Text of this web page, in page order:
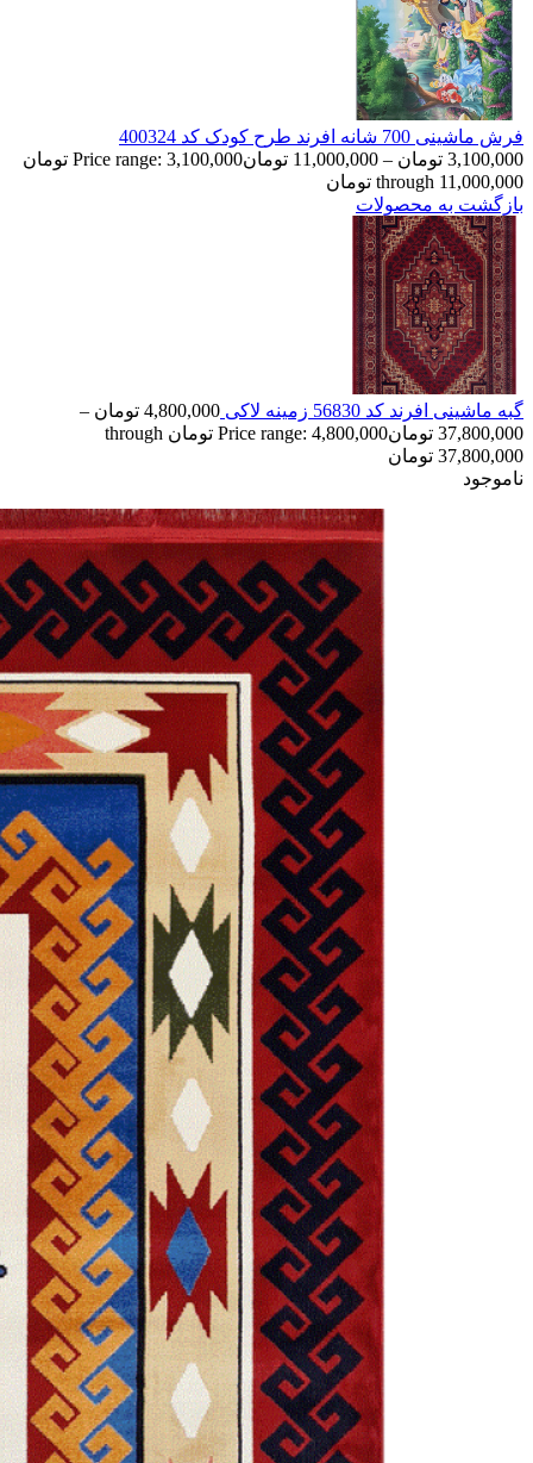
فرش ماشینی 700 شانه افرند طرح کودک كد 400324
3,100,000 تومان –
11,000,000 تومان
Price range: 3,100,000 تومان
through 11,000,000 تومان
بازگشت به محصولات
گبه ماشینی افرند کد 56830 زمینه لاکی 4,800,000 تومان –
37,800,000 تومان
Price range: 4,800,000 تومان through
37,800,000 تومان
ناموجود